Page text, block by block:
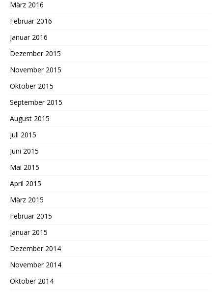
März 2016
Februar 2016
Januar 2016
Dezember 2015
November 2015
Oktober 2015
September 2015
August 2015
Juli 2015
Juni 2015
Mai 2015
April 2015
März 2015
Februar 2015
Januar 2015
Dezember 2014
November 2014
Oktober 2014